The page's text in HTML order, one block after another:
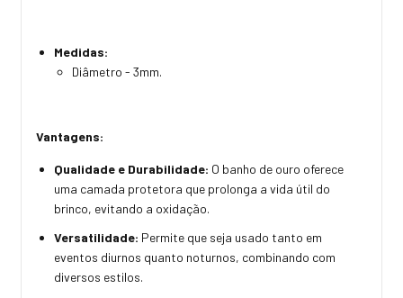
Medidas:
Diâmetro - 3mm.
Vantagens:
Qualidade e Durabilidade: O banho de ouro oferece
uma camada protetora que prolonga a vida útil do
brinco, evitando a oxidação.
Versatilidade: Permite que seja usado tanto em
eventos diurnos quanto noturnos, combinando com
diversos estilos.